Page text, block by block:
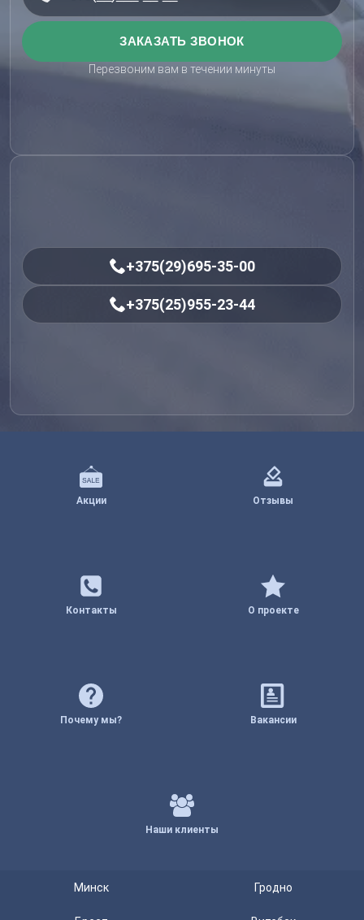
Перезвоним вам в течении минуты
+375(29)695-35-00
+375(25)955-23-44
Акции Отзывы
Контакты О проекте
Почему мы? Вакансии
Наши клиенты
Минск Гродно